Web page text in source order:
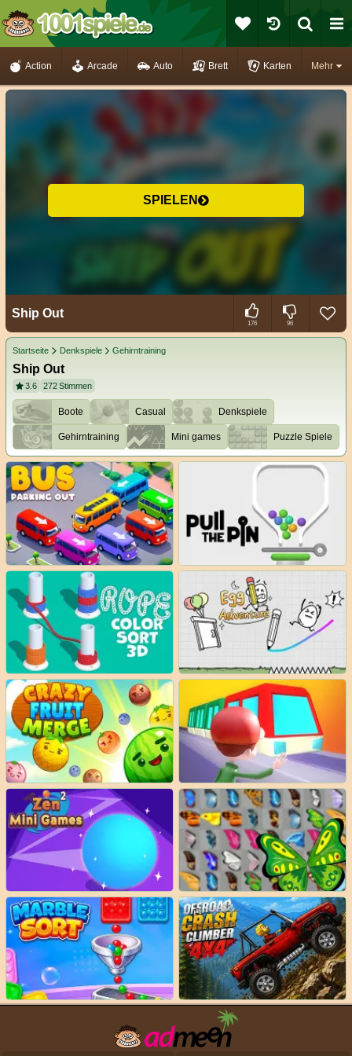
Mehr
Action Arcade Auto Brett Karten
SPIELEN
Ship Out
176 96
Startseite Denkspiele Gehirntraining
Ship Out
3.6 272Stimmen
Boote Casual Denkspiele
Gehirntraining Mini games Puzzle Spiele